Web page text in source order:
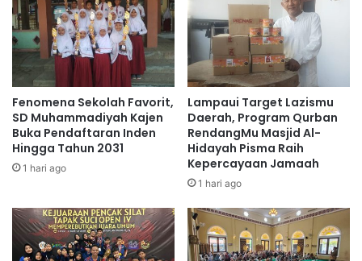
Fenomena Sekolah Favorit,
SD Muhammadiyah Kajen
Buka Pendaftaran Inden
Hingga Tahun 2031
1 hari ago
Lampaui Target Lazismu
Daerah, Program Qurban
RendangMu Masjid Al-
Hidayah Pisma Raih
Kepercayaan Jamaah
1 hari ago